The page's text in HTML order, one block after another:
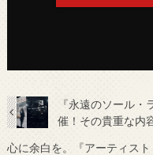
『永遠のソール
催！その貴重な内
心に余白を。『アーティス